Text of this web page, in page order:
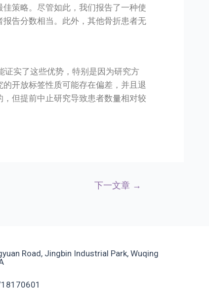
策略。尽管如此，我们报告了一种使
告分数相当。此外，其他骨折患者无
证实了这些优势，特别是因为研究方
开放标签性质可能存在偏差，并且退
但提前中止研究导致患者数量相对较
下一文章 →
Road, Jingbin Industrial Park, Wuqing